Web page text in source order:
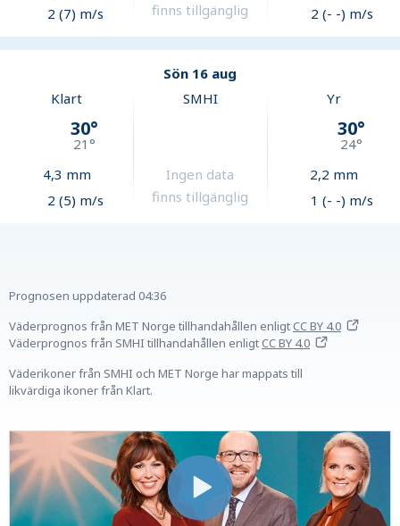
2 (7) m/s
finns tillgänglig
2 (- -) m/s
Sön 16 aug
Klart
30°
21°
4,3 mm
2 (5) m/s
SMHI
Ingen data
finns tillgänglig
Yr
30°
24°
2,2 mm
1 (- -) m/s
Prognosen uppdaterad 04:36
Väderprognos från MET Norge tillhandahållen enligtCC BY 4.0
Väderprognos från SMHI tillhandahållen enligtCC BY 4.0
Väderikoner från SMHI och MET Norge har mappats till
likvärdiga ikoner från Klart.